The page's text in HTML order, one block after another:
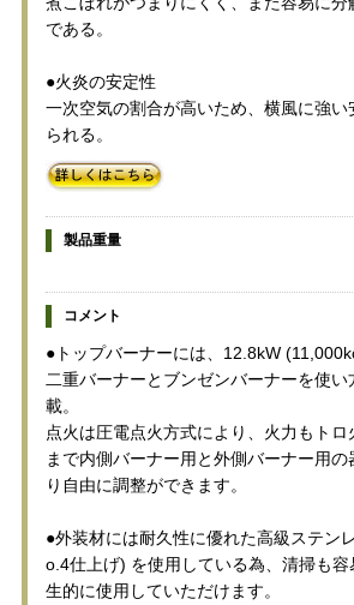
である。
●火炎の安定性
一次空気の割合が高いため、横風に強い
られる。
製品重量
コメント
●トップバーナーには、12.8kW
二重バーナーとブンゼンバーナーを使い
載。
点火は圧電点火方式により、火力もトロ
まで内側バーナー用と外側バーナー用の
り自由に調整ができます。
●外装材には耐久性に優れた高級ステン
o.4仕上げ) を使用している為、清掃も
生的に使用していただけます。